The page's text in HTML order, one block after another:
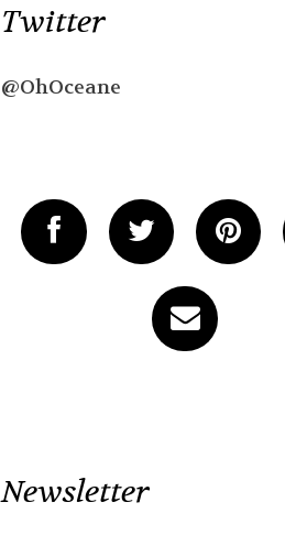
Twitter
@OhOceane
Newsletter